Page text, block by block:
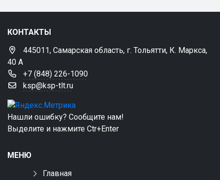
КОНТАКТЫ
445011, Самарская область, г. Тольятти, К. Маркса,
40 А
+7 (848) 226-1090
ksp@ksp-tlt.ru
Нашли ошибку? Сообщите нам!
Выделите и нажмите Ctr+Enter
МЕНЮ
Главная